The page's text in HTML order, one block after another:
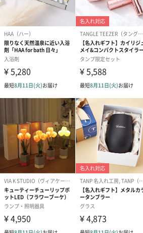
スキンケアグッズ
スキンケアグッズを同梱してお届けしま
ハンドクリーム3本セッ
ト【ありがとう】
（1,100円）
シャワージェル
ドクリーム（ピ
レープフルーツ
（2,145円）
リラックスグッズ
リラックスグッズを同梱してお届けします